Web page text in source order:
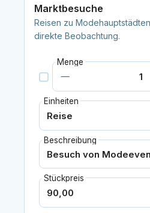
Marktbesuche
Reisen zu
direkte Beobachtung.
Menge
Einheiten
Beschreibung
Stückpreis